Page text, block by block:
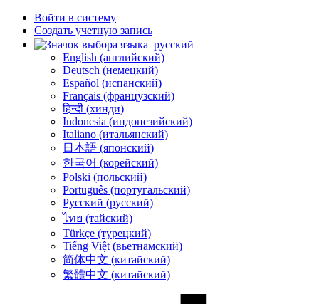
Войти в систему
Создать учетную запись
русский
English (английский)
Deutsch (немецкий)
Español (испанский)
Français (французский)
हिन्दी (хинди)
Indonesia (индонезийский)
Italiano (итальянский)
日本語 (японский)
한국어 (корейский)
Polski (польский)
Português (португальский)
Русский (русский)
ไทย (тайский)
Türkçe (турецкий)
Tiếng Việt (вьетнамский)
简体中文 (китайский)
繁體中文 (китайский)